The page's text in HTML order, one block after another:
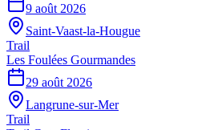
9 août 2026
Saint-Vaast-la-Hougue
Trail
Les Foulées Gourmandes
29 août 2026
Langrune-sur-Mer
Trail